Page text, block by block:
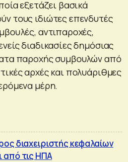
εξετάζει βασικά
τους ιδιώτες επενδυτές
αντιπαροχές,
διαδικασίες δημόσιας
παροχής συμβουλών από
αρχές και πολυάριθμες
μέρη.
διαχειριστής κεφαλαίων
από τις ΗΠΑ